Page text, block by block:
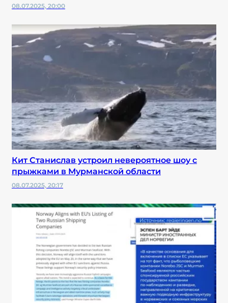
08.07.2025, 20:00
Кит Станислав устроил невероятное шоу с
прыжками в Мурманской области
08.07.2025, 20:17